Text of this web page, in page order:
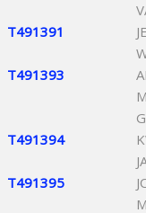
T491391
T491393
T491394
T491395